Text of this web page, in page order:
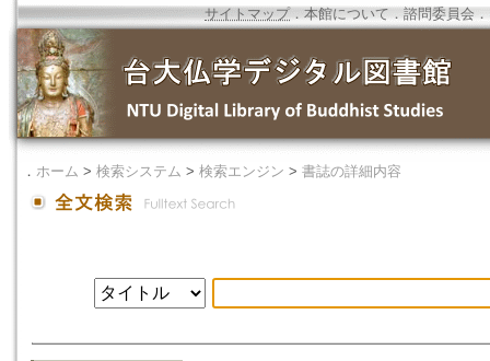
サイトマップ．本館について ． 諮問委員会 ．
． ホーム > 検索システム > 検索エンジン > 書誌の詳細内容